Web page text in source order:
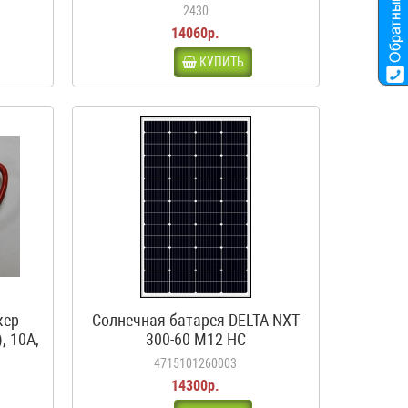
2430
14060р.
КУПИТЬ
10А,
Солнечная батарея DELTA NXT
300-60 M12 HC
4715101260003
14300р.